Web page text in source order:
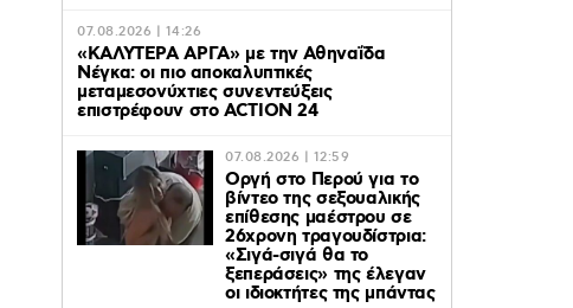
07.08.2026 | 14:26
«ΚΑΛΥΤΕΡΑ ΑΡΓΑ» με την Αθηναΐδα
Νέγκα: οι πιο αποκαλυπτικές
μεταμεσονύχτιες συνεντεύξεις
επιστρέφουν στο ACTION 24
07.08.2026 | 12:59
Οργή στο Περού για το
βίντεο της σεξουαλικής
επίθεσης μαέστρου σε
26χρονη τραγουδίστρια:
«Σιγά-σιγά θα το
ξεπεράσεις» της έλεγαν
οι ιδιοκτήτες της μπάντας